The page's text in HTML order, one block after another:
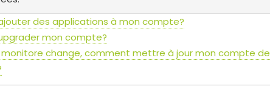
des applications à mon compte?
mon compte?
monitore change, comment mettre à jour mon compte de